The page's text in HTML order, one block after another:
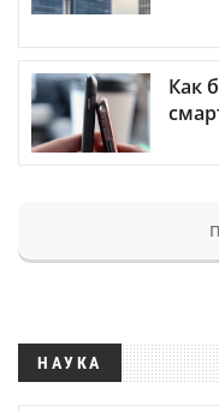
Как
НАУКА